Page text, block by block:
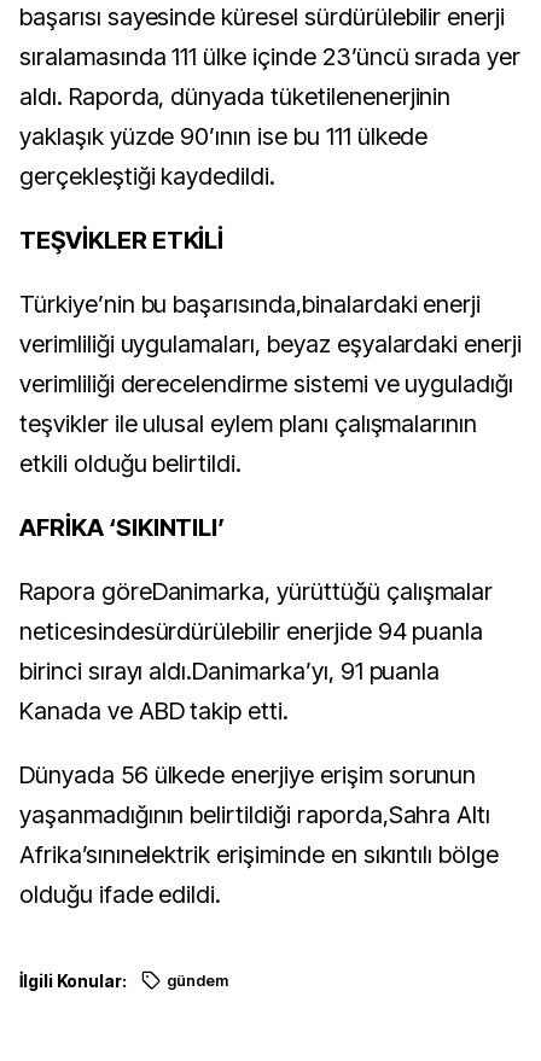
başarısı sayesinde küresel sürdürülebilir enerji
sıralamasında 111 ülke içinde 23’üncü sırada yer
aldı. Raporda, dünyada tüketilenenerjinin
yaklaşık yüzde 90’ının ise bu 111 ülkede
gerçekleştiği kaydedildi.
TEŞVİKLER ETKİLİ
Türkiye’nin bu başarısında,binalardaki enerji
verimliliği uygulamaları, beyaz eşyalardaki enerji
verimliliği derecelendirme sistemi ve uyguladığı
teşvikler ile ulusal eylem planı çalışmalarının
etkili olduğu belirtildi.
AFRİKA ‘SIKINTILI’
Rapora göreDanimarka, yürüttüğü çalışmalar
neticesindesürdürülebilir enerjide 94 puanla
birinci sırayı aldı.Danimarka’yı, 91 puanla
Kanada ve ABD takip etti.
Dünyada 56 ülkede enerjiye erişim sorunun
yaşanmadığının belirtildiği raporda,Sahra Altı
Afrika’sınınelektrik erişiminde en sıkıntılı bölge
olduğu ifade edildi.
İlgili Konular: gündem